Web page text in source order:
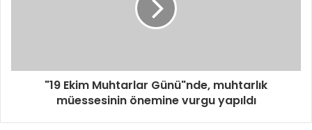
"19 Ekim Muhtarlar Günü"nde, muhtarlık
müessesinin önemine vurgu yapıldı